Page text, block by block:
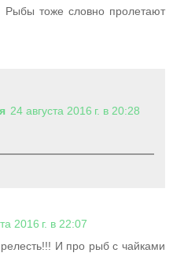
тоже словно пролетают
24 августа 2016 г. в 20:28
2016 г. в 22:07
И про рыб с чайками